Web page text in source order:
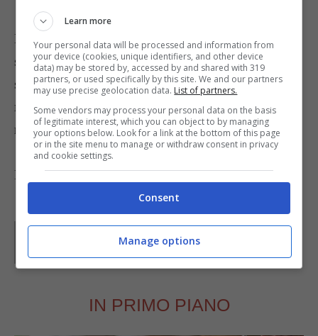
Non appena sarà pronta sformatela e sistemate gli
spicchi di pera scolati dal vino a raggiera sulla
sua superficie; sciogliete sul fuoco lagelatina di
ribes, versatela sul dolce e decorate con le
mandorletritate.
Foto da:www.yummydesserts.com
Parole diWaly
IN PRIMO PIANO
Learn more
Your personal data will be processed and information from
your device (cookies, unique identifiers, and other device
data) may be stored by, accessed by and shared with 319
partners, or used specifically by this site. We and our partners
may use precise geolocation data. List of partners.
Some vendors may process your personal data on the basis
of legitimate interest, which you can object to by managing
your options below. Look for a link at the bottom of this page
or in the site menu to manage or withdraw consent in privacy
and cookie settings.
Consent
Manage options